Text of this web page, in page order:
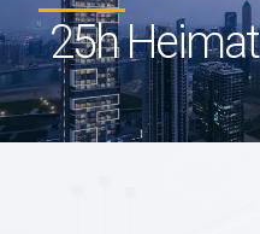
25h Heimat